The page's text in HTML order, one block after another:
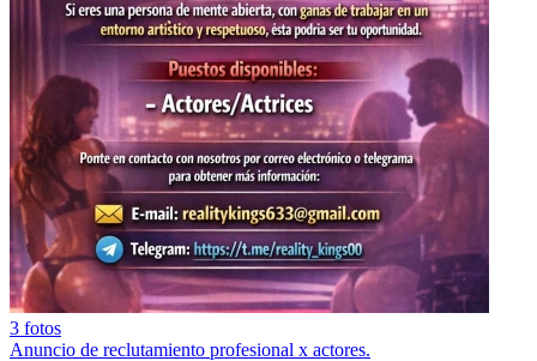
3 fotos
Anuncio de reclutamiento profesional x actores.